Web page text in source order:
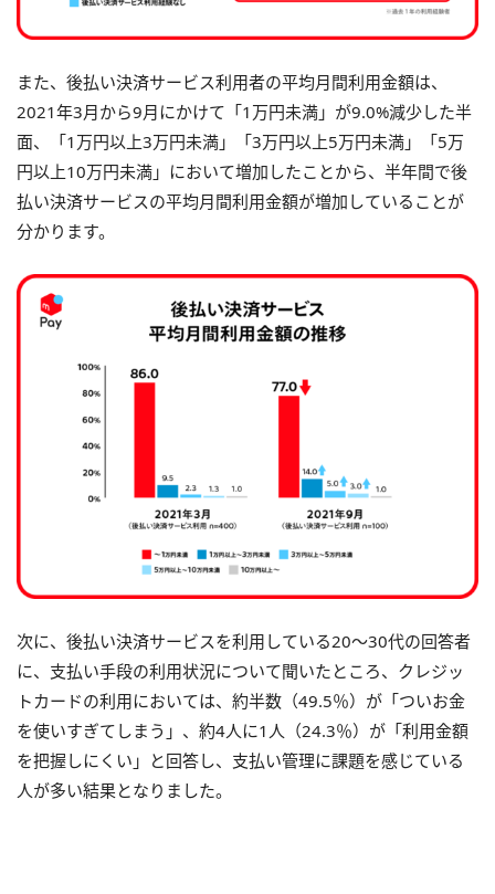
また、後払い決済サービス利用者の平均月間利用金額は、
2021年3月から9月にかけて「1万円未満」が9.0%減少した半
面、「1万円以上3万円未満」「3万円以上5万円未満」「5万
円以上10万円未満」において増加したことから、半年間で後
払い決済サービスの平均月間利用金額が増加していることが
分かります。
次に、後払い決済サービスを利用している20〜30代の回答者
に、支払い手段の利用状況について聞いたところ、クレジッ
トカードの利用においては、約半数（49.5％）が「ついお金
を使いすぎてしまう」、約4人に1人（24.3％）が「利用金額
を把握しにくい」と回答し、支払い管理に課題を感じている
人が多い結果となりました。